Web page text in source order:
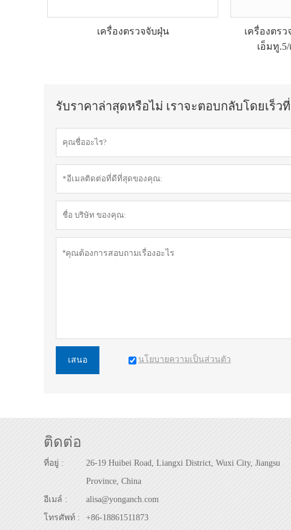
เครื่องตรวจจับฝุ่น
เครื่องตร
เอ็มทู
รับราคาล่าสุดหรือไม่ เราจะตอบกลับโดยเร็ว
เสนอ นโยบายความเป็นส่วนตัว
ติดต่อ
ที่อยู่ :
26-19 Huibei Road, Liangxi District, Wuxi City, Jiangsu
Province, China
อีเมล์ :
alisa@yonganch.com
โทรศัพท์ :
+86-18861511873